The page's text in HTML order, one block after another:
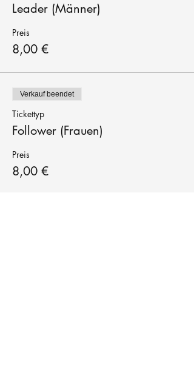
Leader (Männer)
Preis
8,00 €
Verkauf beendet
Tickettyp
Follower (Frauen)
Preis
8,00 €